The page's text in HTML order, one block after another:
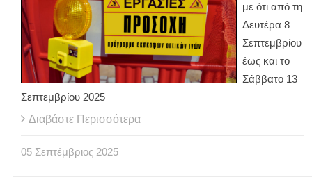
με ότι από τη
Δευτέρα 8
Σεπτεμβρίου
έως και το
Σάββατο 13
Σεπτεμβρίου 2025
Διαβάστε Περισσότερα
05 Σεπτέμβριος 2025